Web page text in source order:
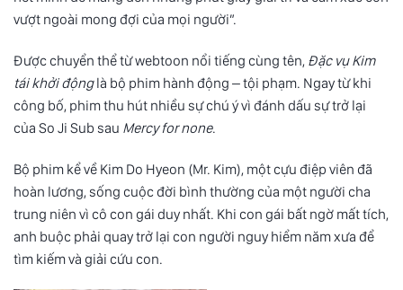
vượt ngoài mong đợi của mọi người”.
Được chuyển thể từwebtoon nổi tiếng cùng tên, Đặc vụ Kim
tái khởi độnglà bộ phim hành động – tội phạm. Ngay từ khi
công bố, phim thu hút nhiều sự chú ý vì đánh dấu sự trở lại
của So Ji Sub sau Mercy for none.
Bộ phim kể về Kim Do Hyeon (Mr. Kim), một cựu điệp viên đã
hoàn lương, sống cuộc đời bình thường của một người cha
trung niên vì cô con gái duy nhất. Khi con gái bất ngờ mất tích,
anh buộc phải quay trở lại con người nguy hiểm năm xưa để
tìm kiếm và giải cứu con.